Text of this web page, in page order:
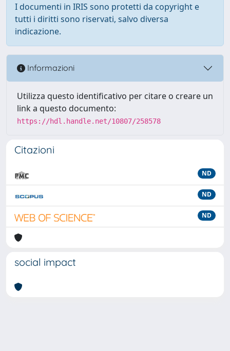
I documenti in IRIS sono protetti da copyright e
tutti i diritti sono riservati, salvo diversa
indicazione.
Informazioni
Utilizza questo identificativo per citare o creare un
link a questo documento:
https://hdl.handle.net/10807/258578
Citazioni
ND
ND
ND
social impact